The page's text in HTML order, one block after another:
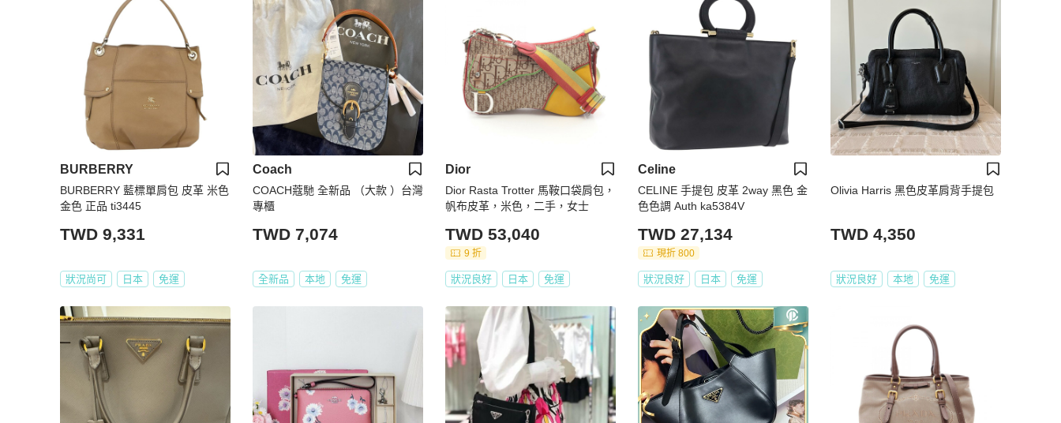
BURBERRY
BURBERRY 藍標單肩包 皮革 米色
金色 正品 ti3445
TWD 9,331
狀況尚可 日本 免運
Coach
COACH蔻馳 全新品 （大款 ）台灣
專櫃
TWD 7,074
全新品 本地 免運
Dior
Dior Rasta Trotter 馬鞍口袋肩包，
帆布皮革，米色，二手，女士
TWD 53,040
9 折
狀況良好 日本 免運
Celine
CELINE 手提包 皮革 2way 黑色 金
色色調 Auth ka5384V
TWD 27,134
現折 800
狀況良好 日本 免運
Olivia Harris 黑色皮革肩背手提包
TWD 4,350
狀況良好 本地 免運